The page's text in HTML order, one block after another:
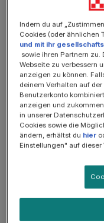
FortiFlora
Unterstützung
Durchschnittliche
Indem du auf
Cookies (oder ähnlichen
und mit ihr
sowie ihren Partnern
Webseite zu verbessern
anzeigen zu können.
deinem Verhalten auf
Benutzerkonto
anzeigen und
in unserer
Cookies sowie die
ändern, erhältst du hier
Einstellungen" auf dieser